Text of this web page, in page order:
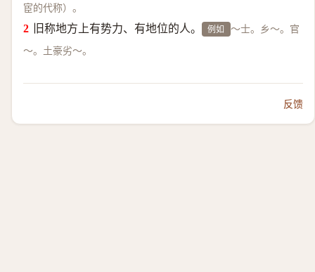
宦的代称）。
旧称地方上有势力、有地位的人。 例如 ～士。乡～。官
～。土豪劣～。
反馈